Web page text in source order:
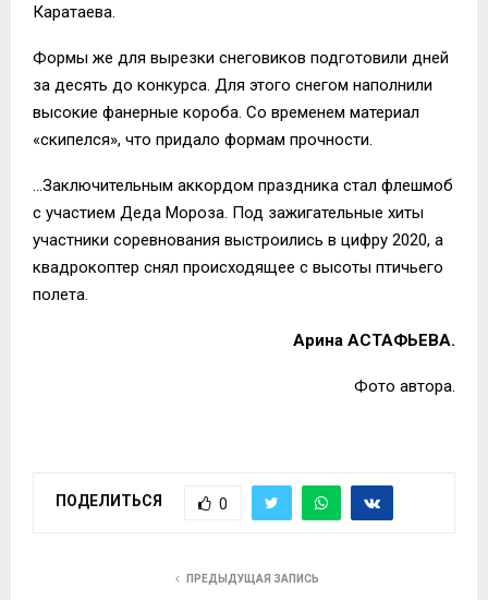
Каратаева.
Формы же для вырезки снеговиков подготовили дней
за десять до конкурса. Для этого снегом наполнили
высокие фанерные короба. Со временем материал
«скипелся», что придало формам прочности.
…Заключительным аккордом праздника стал флешмоб
с участием Деда Мороза. Под зажигательные хиты
участники соревнования выстроились в цифру 2020, а
квадрокоптер снял происходящее с высоты птичьего
полета.
Арина АСТАФЬЕВА.
Фото автора.
ПОДЕЛИТЬСЯ 0
ПРЕДЫДУЩАЯ ЗАПИСЬ